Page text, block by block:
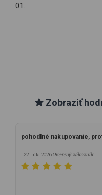
01.
Zobraziť
pohodlné nakupovanie,
- 22. júla 2026Overený zákazník